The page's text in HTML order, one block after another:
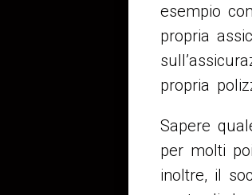
esempio
propria
propria
Sapere
per molti
inoltre, il